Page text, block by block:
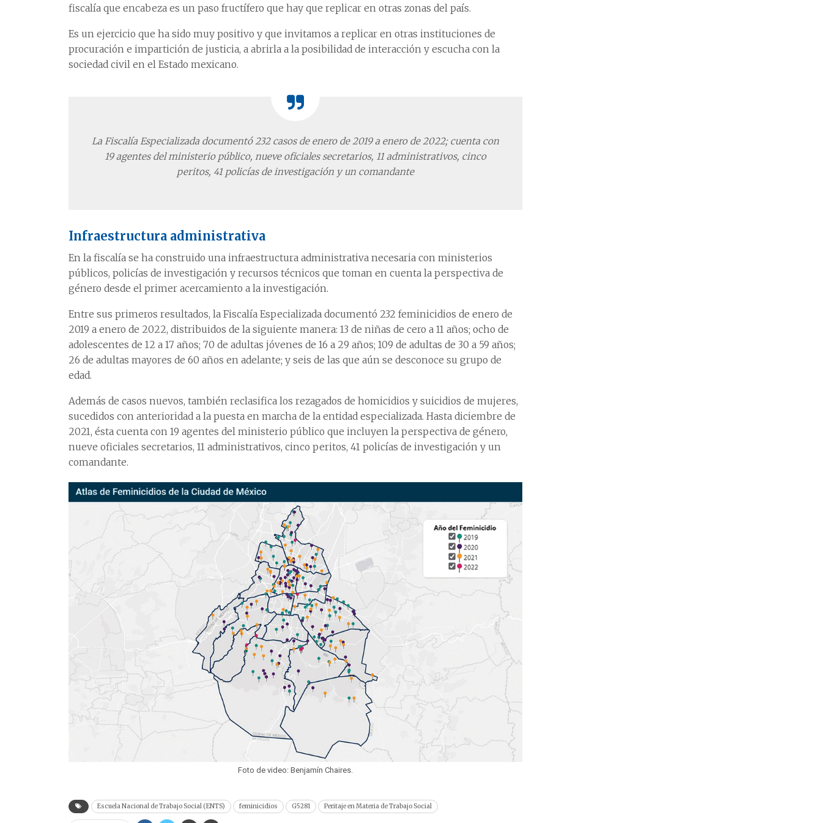
fiscalía que encabeza es un paso fructífero que hay que replicar en otras zonas del país.
Es un ejercicio que ha sido muy positivo y que invitamos a replicar en otras instituciones de
procuración e impartición de justicia, a abrirla a la posibilidad de interacción y escucha con la
sociedad civil en el Estado mexicano.
La Fiscalía Especializada documentó 232 casos de enero de 2019 a enero de 2022; cuenta con
19 agentes del ministerio público, nueve oficiales secretarios, 11 administrativos, cinco
peritos, 41 policías de investigación y un comandante
Infraestructura administrativa
En la fiscalía se ha construido una infraestructura administrativa necesaria con ministerios
públicos, policías de investigación y recursos técnicos que toman en cuenta la perspectiva de
género desde el primer acercamiento a la investigación.
Entre sus primeros resultados, la Fiscalía Especializada documentó 232 feminicidios de enero de
2019 a enero de 2022, distribuidos de la siguiente manera: 13 de niñas de cero a 11 años; ocho de
adolescentes de 12 a 17 años; 70 de adultas jóvenes de 16 a 29 años; 109 de adultas de 30 a 59 años;
26 de adultas mayores de 60 años en adelante; y seis de las que aún se desconoce su grupo de
edad.
Además de casos nuevos, también reclasifica los rezagados de homicidios y suicidios de mujeres,
sucedidos con anterioridad a la puesta en marcha de la entidad especializada. Hasta diciembre de
2021, ésta cuenta con 19 agentes del ministerio público que incluyen la perspectiva de género,
nueve oficiales secretarios, 11 administrativos, cinco peritos, 41 policías de investigación y un
comandante.
Foto de video: Benjamín Chaires.
Escuela Nacional de Trabajo Social (ENTS) feminicidios G5281 Peritaje en Materia de Trabajo Social